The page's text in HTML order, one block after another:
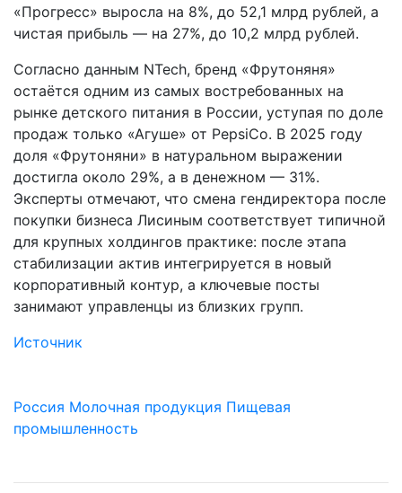
«Прогресс» выросла на 8%, до 52,1 млрд рублей, а
чистая прибыль — на 27%, до 10,2 млрд рублей.
Согласно данным NTech, бренд «Фрутоняня»
остаётся одним из самых востребованных на
рынке детского питания в России, уступая по доле
продаж только «Агуше» от PepsiCo. В 2025 году
доля «Фрутоняни» в натуральном выражении
достигла около 29%, а в денежном — 31%.
Эксперты отмечают, что смена гендиректора после
покупки бизнеса Лисиным соответствует типичной
для крупных холдингов практике: после этапа
стабилизации актив интегрируется в новый
корпоративный контур, а ключевые посты
занимают управленцы из близких групп.
Источник
Россия Молочная продукция Пищевая
промышленность